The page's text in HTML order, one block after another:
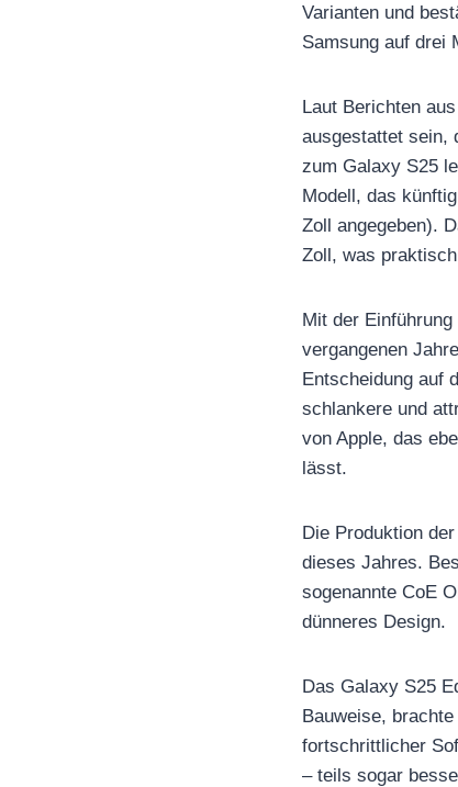
Varianten und
Samsung auf drei
Laut Berichten
ausgestattet sein,
zum Galaxy S25
Modell, das
Zoll angegeben).
Zoll, was
Mit der
vergangenen
Entscheidung auf
schlankere und
von Apple, das
lässt.
Die Produktion
dieses Jahres.
sogenannte CoE
dünneres Design.
Das Galaxy S25
Bauweise,
fortschrittlicher
– teils sogar